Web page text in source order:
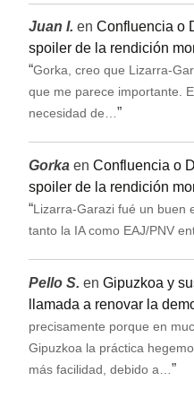
Juan I. en Confluencia o
spoiler de la rendición
“Gorka, creo que Lizarra-
que me parece importante.
necesidad de…”
Gorka en Confluencia o
spoiler de la rendición
“Lizarra-Garazi fué un buen
tanto la IA como EAJ/PNV
Pello S. en Gipuzkoa y
llamada a renovar la
precisamente porque en
Gipuzkoa la práctica
más facilidad, debido a…”